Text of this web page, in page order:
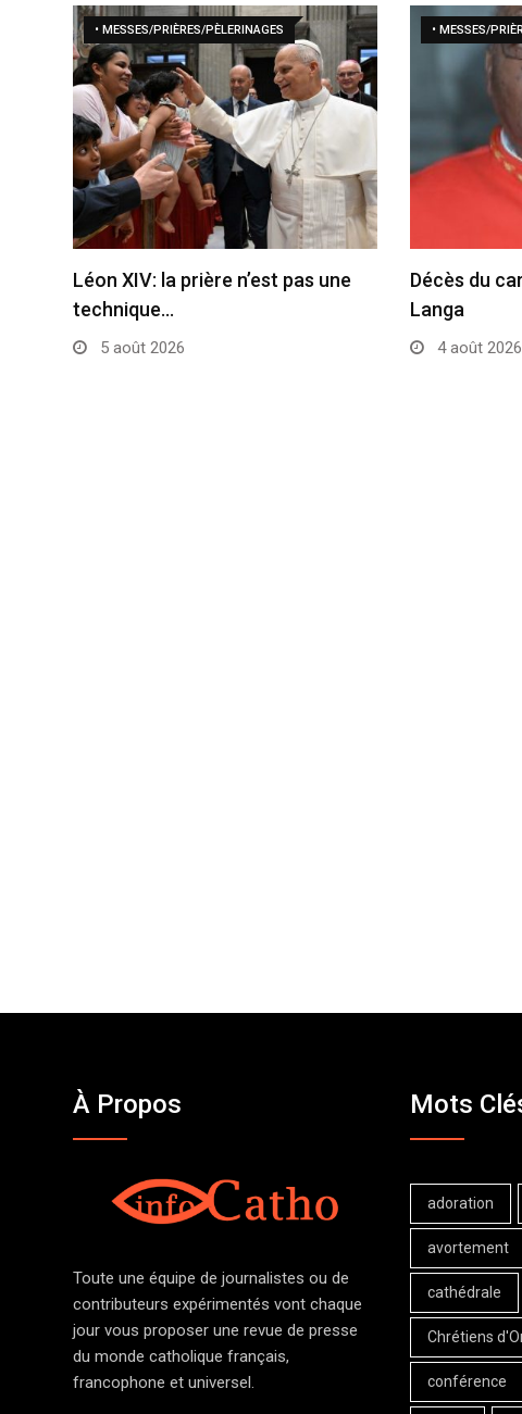
• MESSES/PRIÈRES/PÈLERINAGES
Léon XIV: la prière n’est pas une
technique…
5 août 2026
• MESSES/
Décès du
Langa
4 août 2026
À Propos
Toute une équipe de journalistes ou de
contributeurs expérimentés vont chaque
jour vous proposer une revue de presse
du monde catholique français,
francophone et universel.
Mots
adoration
avortement
cathédrale
Chrétiens
conférence